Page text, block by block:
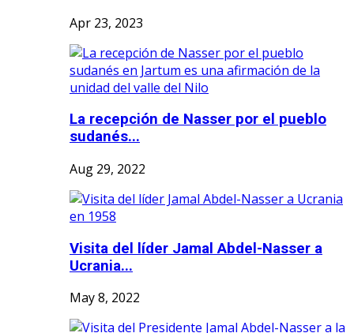
Apr 23, 2023
La recepción de Nasser por el pueblo
sudanés...
Aug 29, 2022
Visita del líder Jamal Abdel-Nasser a
Ucrania...
May 8, 2022